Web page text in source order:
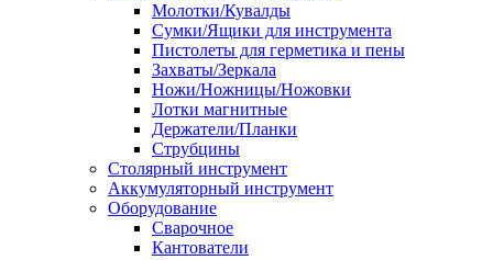
Молотки/Кувалды
Сумки/Ящики для инструмента
Пистолеты для герметика и пены
Захваты/Зеркала
Ножи/Ножницы/Ножовки
Лотки магнитные
Держатели/Планки
Струбцины
Столярный инструмент
Аккумуляторный инструмент
Оборудование
Сварочное
Кантователи